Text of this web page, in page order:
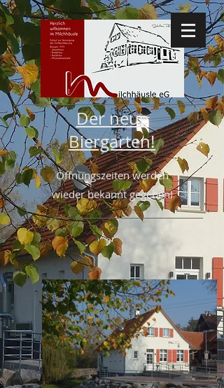
Der neue
Biergarten!
Öffnungszeiten werden
wieder bekannt gegeben!